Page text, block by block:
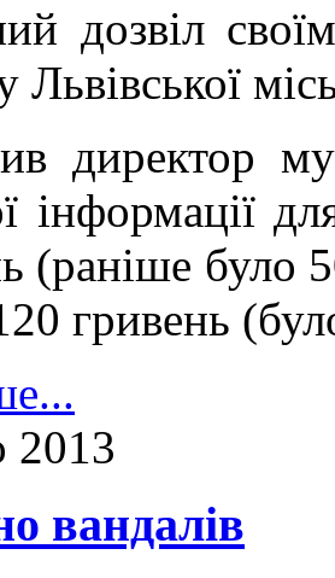
дозвіл
Львівської
директор
інформації
(раніше було
гривень
2013
вандалів